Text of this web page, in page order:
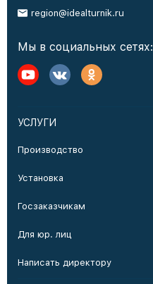
region@idealturnik.ru
Мы в социальных сетях:
УСЛУГИ
Производство
Установка
Госзаказчикам
Для юр. лиц
Написать директору